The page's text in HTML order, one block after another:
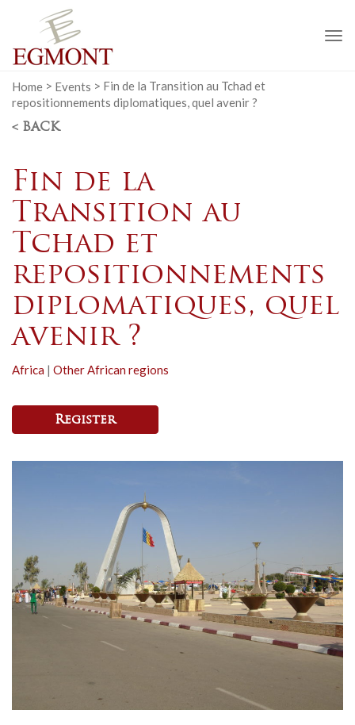
Home > Events > Fin de la Transition au Tchad et
repositionnements diplomatiques, quel avenir ?
< BACK
Fin de la
Transition au
Tchad et
repositionnements
diplomatiques, quel
avenir ?
Africa | Other African regions
Register